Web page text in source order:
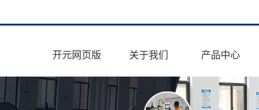
开元网页版 关于我们
公司简介
产品中心
镀锌钢板风管